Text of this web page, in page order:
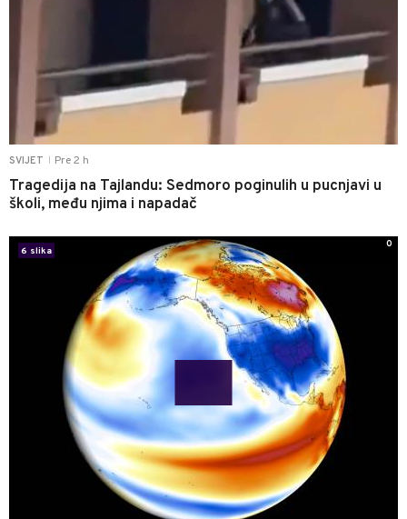
SVIJET Pre 2 h
Tragedija na Tajlandu: Sedmoro poginulih u pucnjavi u
školi, među njima i napadač
6 slika
0